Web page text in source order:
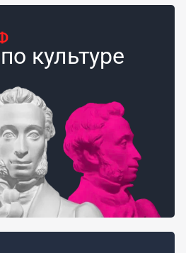
культуре